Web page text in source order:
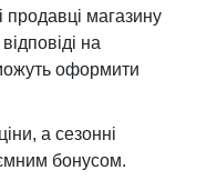
продавці магазину
на
оформити
а сезонні
бонусом.